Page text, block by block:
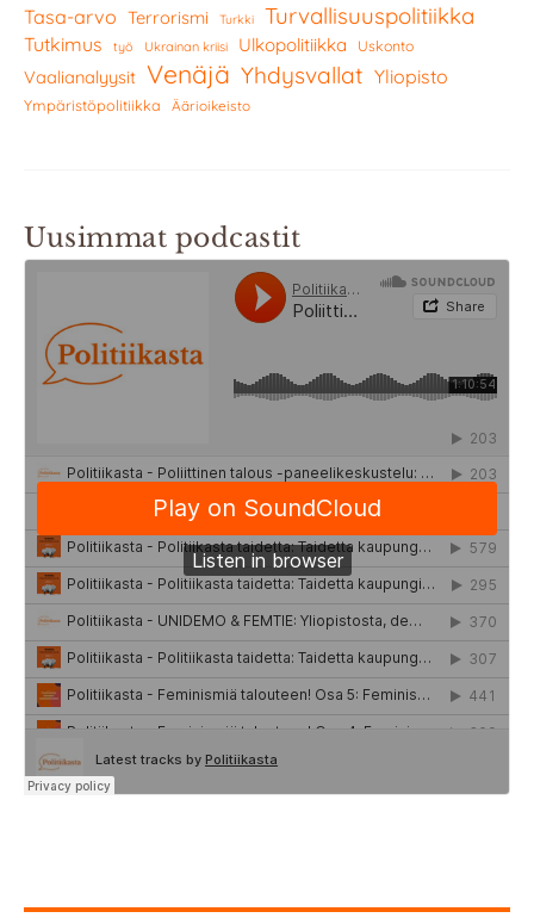
Tasa-arvo Terrorismi Turkki Turvallisuuspolitiikka
Tutkimus työ Ukrainan kriisi Ulkopolitiikka Uskonto
Vaalianalyysit Venäjä Yhdysvallat Yliopisto
Ympäristöpolitiikka Äärioikeisto
Uusimmat podcastit